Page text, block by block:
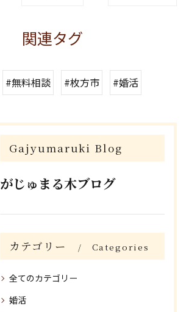
関連タグ
#無料相談 #枚方市 #婚活
Gajyumaruki Blog
がじゅまる木ブログ
カテゴリー Categories
全てのカテゴリー
婚活